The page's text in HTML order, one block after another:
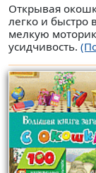
Открывая
легко и быстро
мелкую
усидчивость.